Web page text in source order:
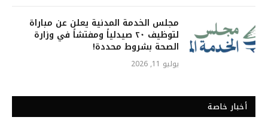
مجلس الخدمة المدنية يعلن عن مباراة
لتوظيف ٢٠ صيدلياً ومفتشاً في وزارة
الصحة بشروط محددة!
يوليو 11, 2026
أخبار خاصة